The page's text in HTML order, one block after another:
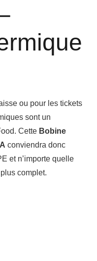
ou pour les tickets
sont un
Cette Bobine
conviendra donc
et n’importe quelle
complet.